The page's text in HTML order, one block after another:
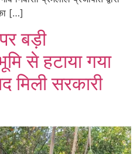
[…]
बड़ी
से हटाया गया
मिली सरकारी